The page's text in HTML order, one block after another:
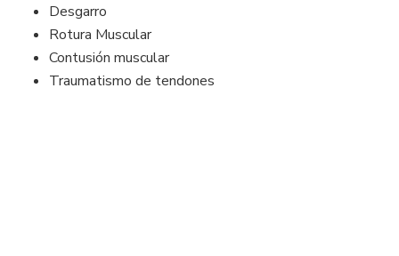
Desgarro
Rotura Muscular
Contusión muscular
Traumatismo de tendones